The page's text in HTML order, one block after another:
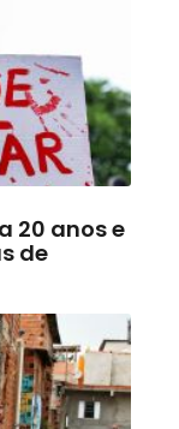
20 anos e
de